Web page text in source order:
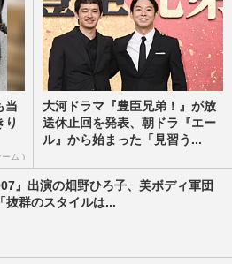
当
り
ーム )
大河ドラマ『豊臣兄弟！』が放
送休止回を発表、朝ドラ『エー
ル』から始まった「見習う...
』出演の畑野ひろ子、美ボディ軍団
抜群のスタイルは...